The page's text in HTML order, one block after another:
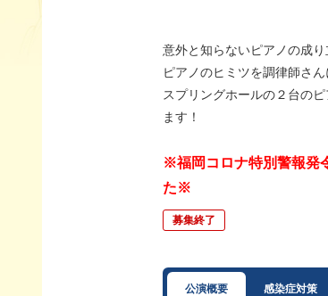
意外と知らないピアノの成り
ピアノのヒミツを調律師さん
スプリングホールの２台の
ます！
※福岡コロナ特別警報発
た※
募集終了
公演概要 感染症対策